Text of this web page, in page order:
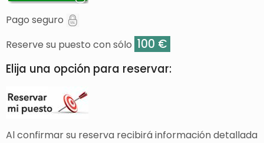
Pago seguro
Reserve su puesto con sólo 100 €
Elija una opción para reservar:
Al confirmar su reserva recibirá información detallada